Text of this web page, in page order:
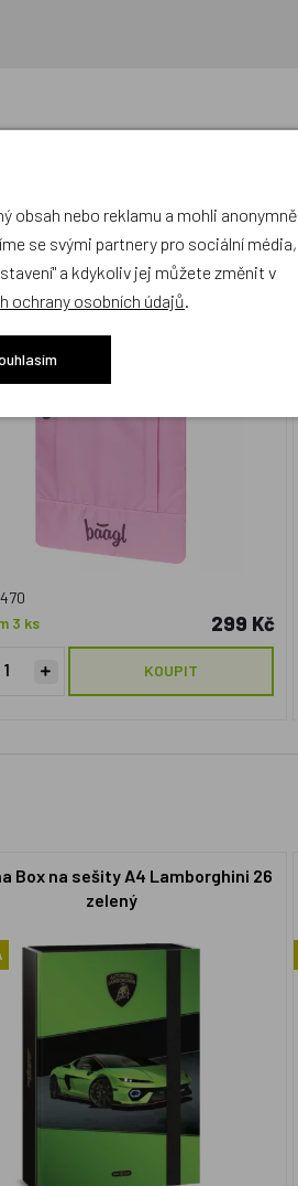
Obal na notebook Rose GRS
3 ks
299 Kč
KOUPIT
Box na sešity A4 Lamborghini 26
zelený
obsah nebo reklamu a mohli anonymně
se svými partnery pro sociální média,
a kdykoliv jej můžete změnit v
ochrany osobních údajů